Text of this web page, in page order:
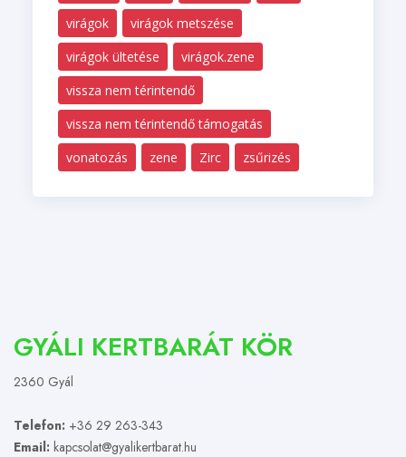
virágok
virágok metszése
virágok ültetése
virágok.zene
vissza nem térintendő
vissza nem térintendő támogatás
vonatozás
zene Zirc zsűrizés
GYÁLI KERTBARÁT KÖR
2360 Gyál
Telefon: +36 29 263-343
Email: kapcsolat@gyalikertbarat.hu